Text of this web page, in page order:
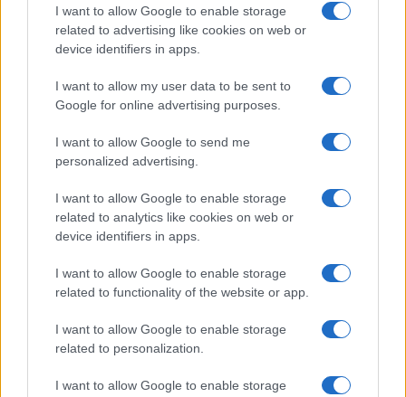
I want to allow Google to enable storage
related to advertising like cookies on web or
device identifiers in apps.
I want to allow my user data to be sent to
Google for online advertising purposes.
I want to allow Google to send me
personalized advertising.
I want to allow Google to enable storage
related to analytics like cookies on web or
device identifiers in apps.
I want to allow Google to enable storage
related to functionality of the website or app.
I want to allow Google to enable storage
related to personalization.
I want to allow Google to enable storage
Új és Használt GSM kiemelt ajánlatok
Euro Gsm